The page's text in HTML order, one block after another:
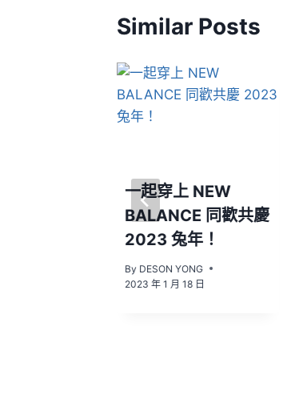
Similar Posts
一起穿上 NEW
BALANCE 同歡共慶
2023 兔年！
By DESON YONG
2023 年 1 月 18 日